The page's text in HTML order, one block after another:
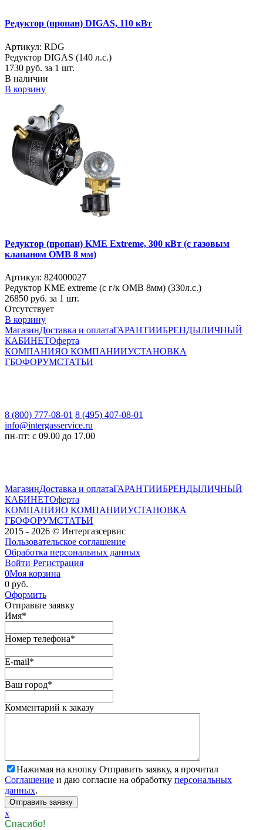
Редуктор (пропан) DIGAS, 110 кВт
Артикул: RDG
Редуктор DIGAS (140 л.с.)
1730 руб. за 1 шт.
В наличии
В корзину
Редуктор (пропан) KME Extreme, 300 кВт (с газовым
клапаном OMB 8 мм)
Артикул: 824000027
Редуктор KME extreme (с г/к OMB 8мм) (330л.с.)
26850 руб. за 1 шт.
Отсутствует
В корзину
МагазинДоставка и оплатаГАРАНТИИБРЕНДЫЛИЧНЫЙ
КАБИНЕТОферта
КОМПАНИЯО КОМПАНИИУСТАНОВКА
ГБОФОРУМСТАТЬИ
8 (800) 777-08-01 8 (495) 407-08-01
info@intergasservice.ru
пн-пт: с 09.00 до 17.00
МагазинДоставка и оплатаГАРАНТИИБРЕНДЫЛИЧНЫЙ
КАБИНЕТОферта
КОМПАНИЯО КОМПАНИИУСТАНОВКА
ГБОФОРУМСТАТЬИ
2015 - 2026 © Интергазсервис
Пользовательское соглашение
Обработка персональных данных
Войти Регистрация
0Моя корзина
0 руб.
Оформить
Отправьте заявку
Имя*
Номер телефона*
E-mail*
Ваш город*
Комментарий к заказу
Нажимая на кнопку Отправить заявку, я прочитал
Соглашение и даю согласие на обработку персональных
данных.
x
Спасибо!